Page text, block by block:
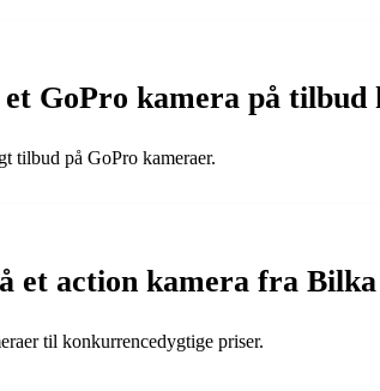
GoPro kamera på tilbud
tilbud på GoPro kameraer.
et action kamera fra Bilka
til konkurrencedygtige priser.